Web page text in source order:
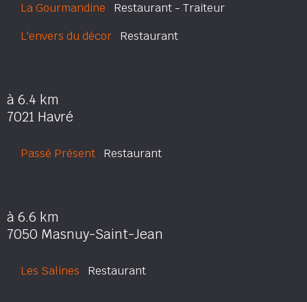
La Gourmandine Restaurant - Traiteur
L'envers du décor Restaurant
à 6.4 km
7021 Havré
Passé Présent Restaurant
à 6.6 km
7050 Masnuy-Saint-Jean
Les Salines Restaurant